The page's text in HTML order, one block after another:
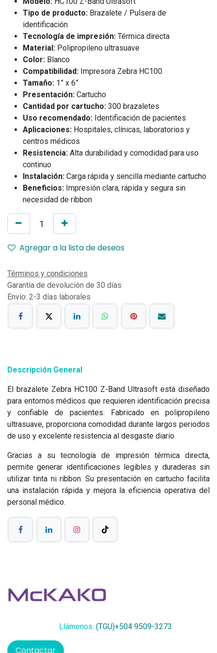
Tipo de producto: Brazalete / Pulsera de
identificación
Tecnología de impresión: Térmica directa
Material: Polipropileno ultrasuave
Color: Blanco
Compatibilidad: Impresora Zebra HC100
Tamaño: 1” x 6”
Presentación: Cartucho
Cantidad por cartucho: 300 brazaletes
Uso recomendado: Identificación de pacientes
Aplicaciones: Hospitales, clínicas, laboratorios y
centros médicos
Resistencia: Alta durabilidad y comodidad para uso
continuo
Instalación: Carga rápida y sencilla mediante cartucho
Beneficios: Impresión clara, rápida y segura sin
necesidad de ribbon
Agregar a la lista de deseos
Términos y condiciones
Garantía de devolución de 30 días
Envío: 2-3 días laborales
Descripción General
El brazalete Zebra HC100 Z-Band Ultrasoft está diseñado
para entornos médicos que requieren identificación precisa
y confiable de pacientes. Fabricado en polipropileno
ultrasuave, proporciona comodidad durante largos periodos
de uso y excelente resistencia al desgaste diario.
Gracias a su tecnología de impresión térmica directa,
permite generar identificaciones legibles y duraderas sin
utilizar tinta ni ribbon. Su presentación en cartucho facilita
una instalación rápida y mejora la eficiencia operativa del
personal médico.
Llámenos: (TGU)+504 9509-3273
Contactar